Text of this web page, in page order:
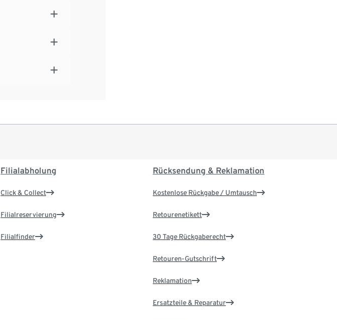
Filialabholung
Click & Collect
Filialreservierung
Filialfinder
Rücksendung & Reklamation
Kostenlose Rückgabe / Umtausch
Retourenetikett
30 Tage Rückgaberecht
Retouren-Gutschrift
Reklamation
Ersatzteile & Reparatur